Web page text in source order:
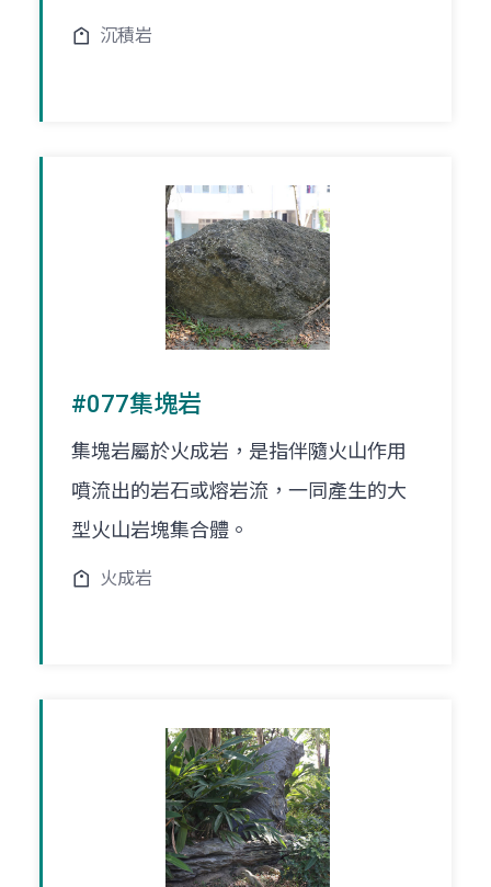
沉積岩
#077集塊岩
集塊岩屬於火成岩，是指伴隨火山作用
噴流出的岩石或熔岩流，一同產生的大
型火山岩塊集合體。
火成岩